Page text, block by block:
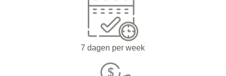
7 dagen per week